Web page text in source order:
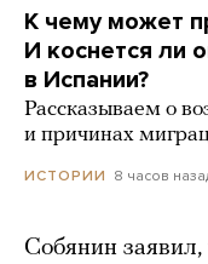
К чему может
И коснется ли
в Испании?
Рассказываем о
и причинах
ИСТОРИИ 8 часов
Собянин заявил,